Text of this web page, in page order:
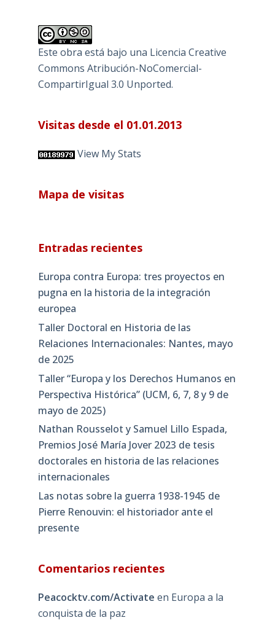
Este obra está bajo una Licencia Creative
Commons Atribución-NoComercial-
CompartirIgual 3.0 Unported.
Visitas desde el 01.01.2013
View My Stats
Mapa de visitas
Entradas recientes
Europa contra Europa: tres proyectos en
pugna en la historia de la integración
europea
Taller Doctoral en Historia de las
Relaciones Internacionales: Nantes, mayo
de 2025
Taller “Europa y los Derechos Humanos en
Perspectiva Histórica” (UCM, 6, 7, 8 y 9 de
mayo de 2025)
Nathan Rousselot y Samuel Lillo Espada,
Premios José María Jover 2023 de tesis
doctorales en historia de las relaciones
internacionales
Las notas sobre la guerra 1938-1945 de
Pierre Renouvin: el historiador ante el
presente
Comentarios recientes
Peacocktv.com/Activate en Europa a la
conquista de la paz